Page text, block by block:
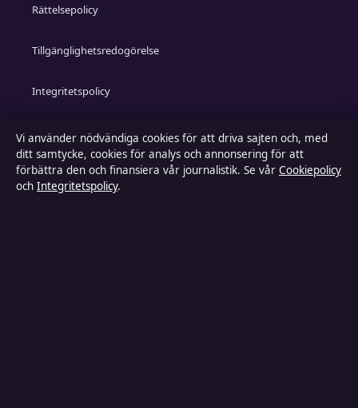
Rättelsepolicy
Tillgänglighetsredogörelse
Integritetspolicy
Kändisar & integritet
Vi använder nödvändiga cookies för att driva sajten och, med
ditt samtycke, cookies för analys och annonsering för att
förbättra den och finansiera vår journalistik. Se vår Cookiepolicy
och Integritetspolicy.